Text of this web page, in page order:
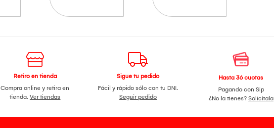
Retiro en tienda
Compra online y retira en
tienda.Ver tiendas
Sigue tu pedido
Fácil y rápido sólo con tu DNI.
Seguir pedido
Hasta 36 cuotas
Pagando con Sip
¿No la tienes? Solicítala